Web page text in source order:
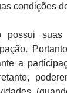
condições
possui
a